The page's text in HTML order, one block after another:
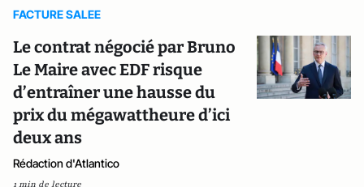
FACTURE SALEE
Le contrat négocié par Bruno
Le Maire avec EDF risque
d’entraîner une hausse du
prix du mégawattheure d’ici
deux ans
Rédaction d'Atlantico
1 min de lecture